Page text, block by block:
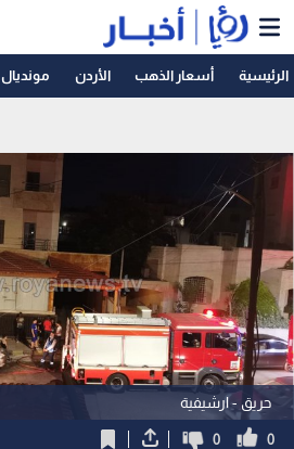
الرئيسية أسعار الذهب الأردن مونديال 2026
حريق - ارشيفية
0
0